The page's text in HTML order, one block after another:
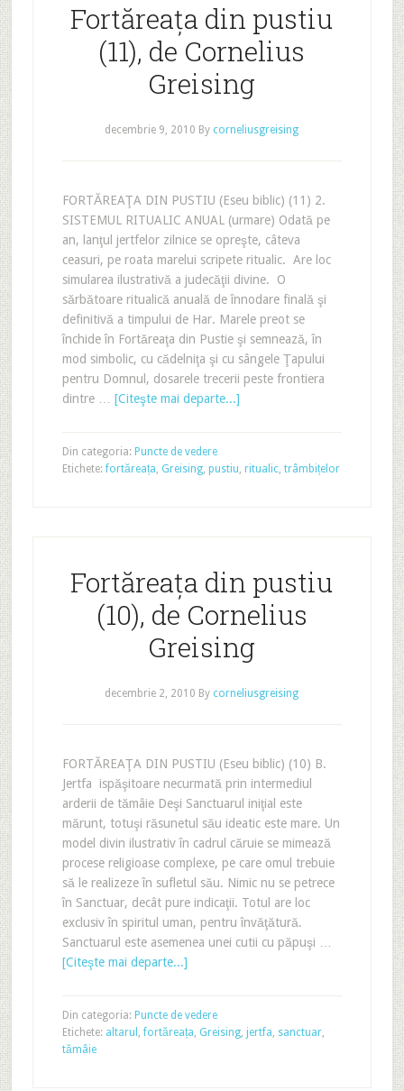
Fortăreața din pustiu
(11), de Cornelius
Greising
decembrie 9, 2010 By corneliusgreising
FORTĂREAŢA DIN PUSTIU (Eseu biblic) (11) 2.
SISTEMUL RITUALIC ANUAL (urmare) Odată pe
an, lanţul jertfelor zilnice se opreşte, câteva
ceasuri, pe roata marelui scripete ritualic. Are loc
simularea ilustrativă a judecăţii divine. O
sărbătoare ritualică anuală de înnodare finală şi
definitivă a timpului de Har. Marele preot se
închide în Fortăreaţa din Pustie şi semnează, în
mod simbolic, cu cădelniţa şi cu sângele Ţapului
pentru Domnul, dosarele trecerii peste frontiera
dintre … [Citeşte mai departe...]
Din categoria: Puncte de vedere
Etichete:fortăreața, Greising, pustiu, ritualic, trâmbițelor
Fortăreața din pustiu
(10), de Cornelius
Greising
decembrie 2, 2010 By corneliusgreising
FORTĂREAŢA DIN PUSTIU (Eseu biblic) (10) B.
Jertfa ispăşitoare necurmată prin intermediul
arderii de tămâie Deşi Sanctuarul iniţial este
mărunt, totuşi răsunetul său ideatic este mare. Un
model divin ilustrativ în cadrul căruie se mimează
procese religioase complexe, pe care omul trebuie
să le realizeze în sufletul său. Nimic nu se petrece
în Sanctuar, decât pure indicaţii. Totul are loc
exclusiv în spiritul uman, pentru învăţătură.
Sanctuarul este asemenea unei cutii cu păpuşi …
[Citeşte mai departe...]
Din categoria: Puncte de vedere
Etichete: altarul ,fortăreața, Greising, jertfa, sanctuar,
tămâie